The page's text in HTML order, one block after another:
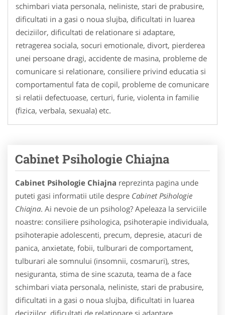
schimbari viata personala, neliniste, stari de prabusire,
dificultati in a gasi o noua slujba, dificultati in luarea
deciziilor, dificultati de relationare si adaptare,
retragerea sociala, socuri emotionale, divort, pierderea
unei persoane dragi, accidente de masina, probleme de
comunicare si relationare, consiliere privind educatia si
comportamentul fata de copil, probleme de comunicare
si relatii defectuoase, certuri, furie, violenta in familie
(fizica, verbala, sexuala) etc.
Cabinet Psihologie Chiajna
Cabinet Psihologie Chiajna reprezinta pagina unde
puteti gasi informatii utile despre Cabinet Psihologie
Chiajna. Ai nevoie de un psiholog? Apeleaza la serviciile
noastre: consiliere psihologica, psihoterapie individuala,
psihoterapie adolescenti, precum, depresie, atacuri de
panica, anxietate, fobii, tulburari de comportament,
tulburari ale somnului (insomnii, cosmaruri), stres,
nesiguranta, stima de sine scazuta, teama de a face
schimbari viata personala, neliniste, stari de prabusire,
dificultati in a gasi o noua slujba, dificultati in luarea
deciziilor, dificultati de relationare si adaptare,